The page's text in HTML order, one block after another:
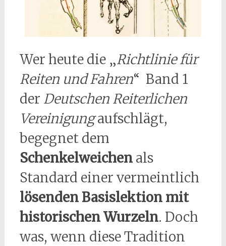
Wer heute die „Richtlinie für
Reiten und Fahren“ Band 1
der Deutschen Reiterlichen
Vereinigungaufschlägt,
begegnet dem
Schenkelweichenals
Standard einer vermeintlich
lösenden Basislektion mit
historischen Wurzeln. Doch
was, wenn diese Tradition